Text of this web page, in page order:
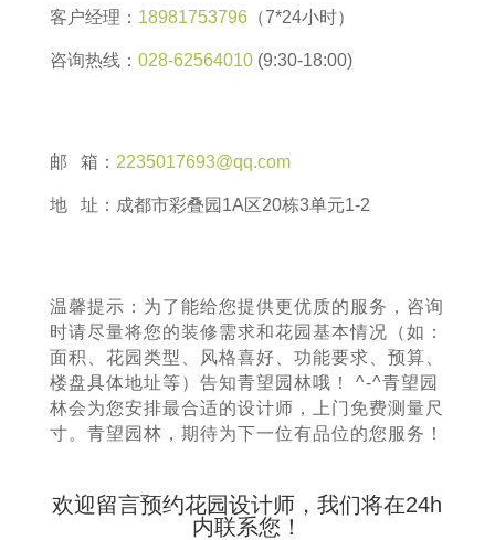
客户经理： 18981753796（7*24小时）
咨询热线： 028-62564010(9:30-18:00)
邮 箱： 2235017693@qq.com
地 址：成都市彩叠园1A区20栋3单元1-2
温馨提示：为了能给您提供更优质的服务，咨询
时请尽量将您的装修需求和花园基本情况（如：
面积、花园类型、风格喜好、功能要求、预算、
楼盘具体地址等）告知青望园林哦！ ^-^青望园
林会为您安排最合适的设计师，上门免费测量尺
寸。青望园林，期待为下一位有品位的您服务！
欢迎留言预约花园设计师，我们将在24h
内联系您！